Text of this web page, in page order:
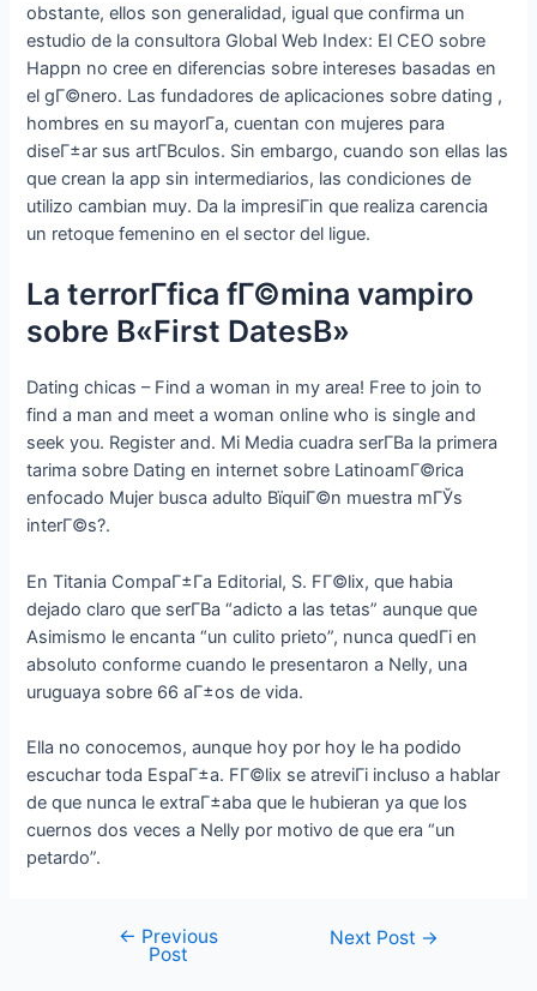
obstante, ellos son generalidad, igual que confirma un
estudio de la consultora Global Web Index: El CEO sobre
Happn no cree en diferencias sobre intereses basadas en
el gГ©nero. Las fundadores de aplicaciones sobre dating ,
hombres en su mayorГ­a, cuentan con mujeres para
diseГ±ar sus artГ­В­culos. Sin embargo, cuando son ellas las
que crean la app sin intermediarios, las condiciones de
utilizo cambian muy. Da la impresiГіn que realiza carencia
un retoque femenino en el sector del ligue.
La terrorГ­fica fГ©mina vampiro
sobre В«First DatesВ»
Dating chicas – Find a woman in my area! Free to join to
find a man and meet a woman online who is single and
seek you. Register and. Mi Media cuadra serГ­В­a la primera
tarima sobre Dating en internet sobre LatinoamГ©rica
enfocado Mujer busca adulto ВїquiГ©n muestra mГЎs
interГ©s?.
En Titania CompaГ±Г­a Editorial, S. FГ©lix, que habia
dejado claro que serГ­В­a “adicto a las tetas” aunque que
Asimismo le encanta “un culito prieto”, nunca quedГі en
absoluto conforme cuando le presentaron a Nelly, una
uruguaya sobre 66 aГ±os de vida.
Ella no conocemos, aunque hoy por hoy le ha podido
escuchar toda EspaГ±a. FГ©lix se atreviГі incluso a hablar
de que nunca le extraГ±aba que le hubieran ya que los
cuernos dos veces a Nelly por motivo de que era “un
petardo”.
← Previous
Post
Next Post →